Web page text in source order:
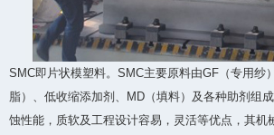
SMC即片状模塑料。SMC主要原料由GF（专用纱
脂）、低收缩添加剂、MD（填料）及各种助剂组
蚀性能，质软及工程设计容易，灵活等优点，其机